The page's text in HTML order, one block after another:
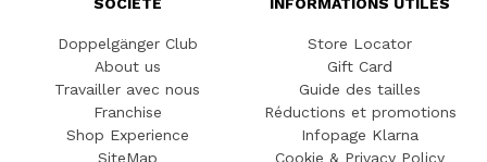
Doppelgänger Club
About us
Travailler avec nous
Franchise
Shop Experience
SiteMap
Store Locator
Gift Card
Guide des tailles
Réductions et promotions
Infopage Klarna
Cookie & Privacy Policy